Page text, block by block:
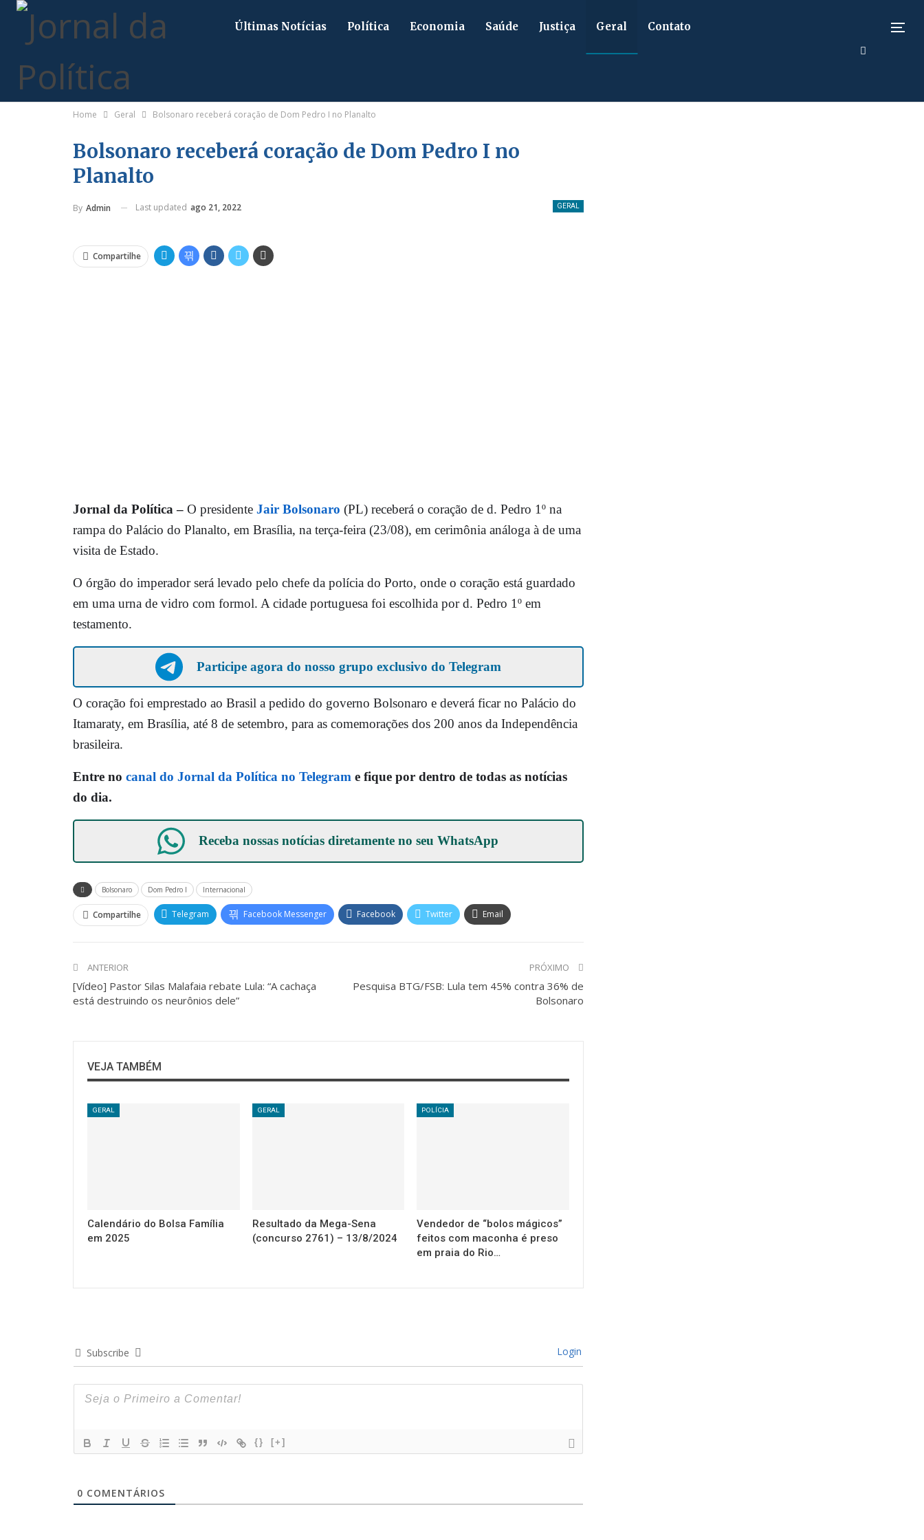
Últimas Notícias Política Economia Saúde Justiça Geral Contato
Home Geral Bolsonaro receberá coração de Dom Pedro I no Planalto
Bolsonaro receberá coração de Dom Pedro I no
Planalto
GERAL
By Admin Last updated ago 21, 2022
Compartilhe
Jornal da Política – O presidente Jair Bolsonaro (PL) receberá o coração de d. Pedro 1º na
rampa do Palácio do Planalto, em Brasília, na terça-feira (23/08), em cerimônia análoga à de uma
visita de Estado.
O órgão do imperador será levado pelo chefe da polícia do Porto, onde o coração está guardado
em uma urna de vidro com formol. A cidade portuguesa foi escolhida por d. Pedro 1º em
testamento.
Participe agora do nosso grupo exclusivo do Telegram
O coração foi emprestado ao Brasil a pedido do governo Bolsonaro e deverá ficar no Palácio do
Itamaraty, em Brasília, até 8 de setembro, para as comemorações dos 200 anos da Independência
brasileira.
Entre no canal do Jornal da Política no Telegram e fique por dentro de todas as notícias
do dia.
Receba nossas notícias diretamente no seuWhatsApp
Bolsonaro Dom Pedro I Internacional
Compartilhe Telegram Facebook Messenger Facebook Twitter Email
ANTERIOR
[Vídeo] Pastor Silas Malafaia rebate Lula: “A cachaça
está destruindo os neurônios dele”
PRÓXIMO
Pesquisa BTG/FSB: Lula tem 45% contra 36% de
Bolsonaro
VEJA TAMBÉM
GERAL
Calendário do Bolsa Família
em 2025
GERAL
Resultado da Mega-Sena
(concurso 2761) – 13/8/2024
POLÍCIA
Vendedor de “bolos mágicos”
feitos com maconha é preso
em praia do Rio…
Subscribe Login
{} [+]
0 COMENTÁRIOS